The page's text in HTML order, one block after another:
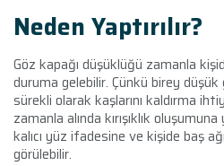
Neden Yaptırılır?
Göz kapağı düşüklüğü zamanla
duruma gelebilir. Çünkü birey
sürekli olarak kaşlarını kaldırma
zamanla alında kırışıklık
kalıcı yüz ifadesine ve kişide baş
görülebilir.